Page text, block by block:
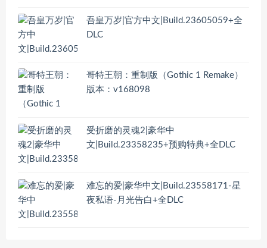
吾皇万岁|官方中文|Build.23605059+全
DLC
哥特王朝：重制版（Gothic 1 Remake）
版本：v168098
受折磨的灵魂2|豪华中
文|Build.23358235+预购特典+全DLC
难忘的爱|豪华中文|Build.23558171-星
夜私语-月光告白+全DLC